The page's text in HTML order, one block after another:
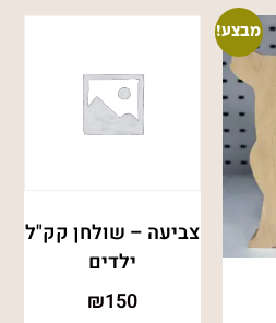
מבצע!
צביעה – שולחן קק"ל
ילדים
₪150